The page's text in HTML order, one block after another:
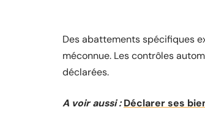
Des abattements spécifiques
méconnue. Les contrôles
déclarées.
A voir aussi : Déclarer ses